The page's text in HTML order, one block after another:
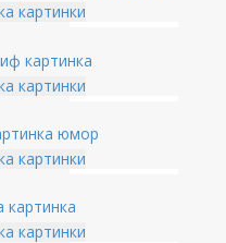
картинки
картинки
картинки
картинки